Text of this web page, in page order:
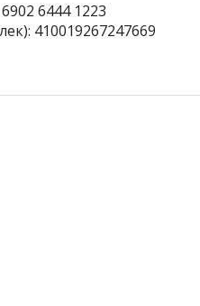
6444 1223
410019267247669